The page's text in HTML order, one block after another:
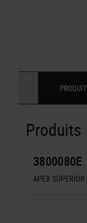
Produits
3800080E
APEX